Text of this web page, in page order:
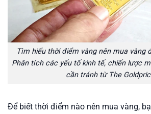
Tìm hiểu thời điểm vàng nên mua vàng
Phân tích các yếu tố kinh tế, chiến lược
cần tránh từ The
Để biết thời điểm nào nên mua vàng,